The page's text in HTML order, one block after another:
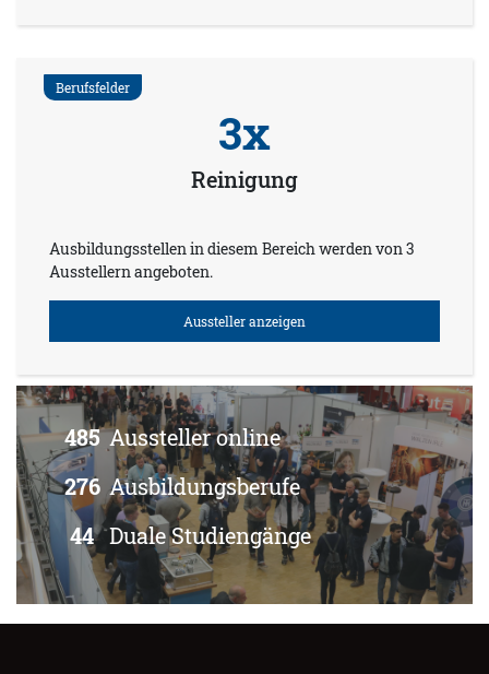
Berufsfelder
3x
Reinigung
Ausbildungsstellen in diesem Bereich werden von 3
Ausstellern angeboten.
Aussteller anzeigen
485Aussteller online
276 Ausbildungsberufe
44 Duale Studiengänge